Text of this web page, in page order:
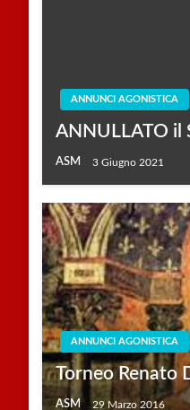
ANNUNCI AGONISTICA
ANNULLATO il
ASM 3 Giugno 2021
ANNUNCI AGONISTICA
Torneo Renato
ASM 29 Marzo 2016